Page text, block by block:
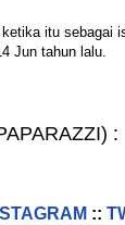
itu sebagai
Jun tahun lalu.
:
::